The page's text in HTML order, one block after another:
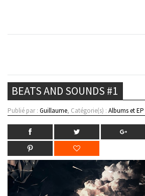
BEATS AND SOUNDS #1
Publié par : Guillaume, Catégorie(s) : Albums et EP